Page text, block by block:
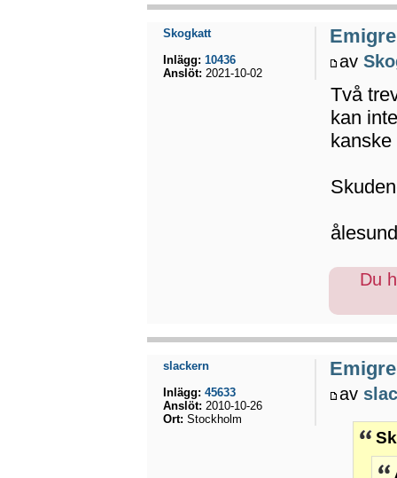
av
Två
kan
Du
Skogkatt
Inlägg: 10436
Anslöt: 2021-10-02
av
slackern
Inlägg: 45633
Anslöt: 2010-10-26
Ort: Stockholm